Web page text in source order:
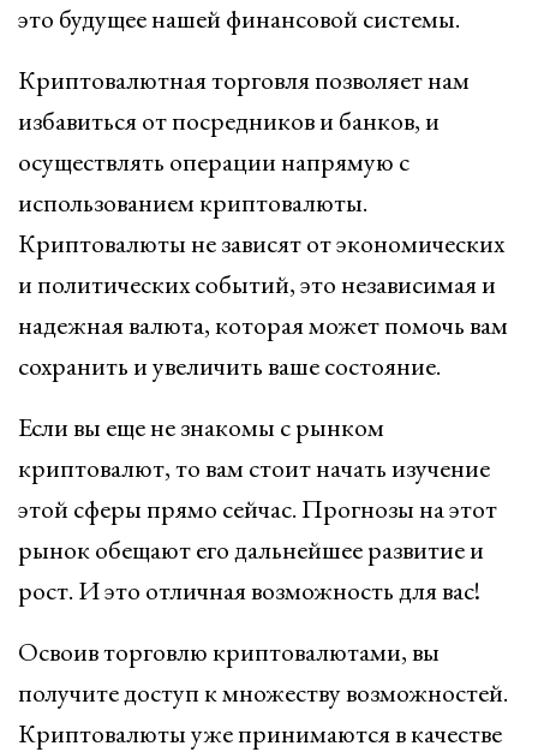
это будущее нашей финансовой системы.
Криптовалютная торговля позволяет нам
избавиться от посредников и банков, и
осуществлять операции напрямую с
использованием криптовалюты.
Криптовалюты не зависят от экономических
и политических событий, это независимая и
надежная валюта, которая может помочь вам
сохранить и увеличить ваше состояние.
Если вы еще не знакомы с рынком
криптовалют, то вам стоит начать изучение
этой сферы прямо сейчас. Прогнозы на этот
рынок обещают его дальнейшее развитие и
рост. И это отличная возможность для вас!
Освоив торговлю криптовалютами, вы
получите доступ к множеству возможностей.
Криптовалюты уже принимаются в качестве